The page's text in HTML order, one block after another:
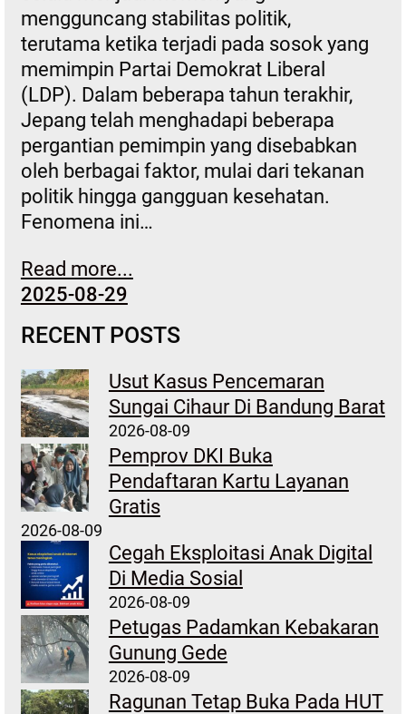
mengguncang stabilitas politik,
terutama ketika terjadi pada sosok yang
memimpin Partai Demokrat Liberal
(LDP). Dalam beberapa tahun terakhir,
Jepang telah menghadapi beberapa
pergantian pemimpin yang disebabkan
oleh berbagai faktor, mulai dari tekanan
politik hingga gangguan kesehatan.
Fenomena ini…
Read more...
2025-08-29
RECENT POSTS
Usut Kasus Pencemaran
Sungai Cihaur Di Bandung Barat
2026-08-09
Pemprov DKI Buka
Pendaftaran Kartu Layanan
Gratis
2026-08-09
Cegah Eksploitasi Anak Digital
Di Media Sosial
2026-08-09
Petugas Padamkan Kebakaran
Gunung Gede
2026-08-09
Ragunan Tetap Buka Pada HUT